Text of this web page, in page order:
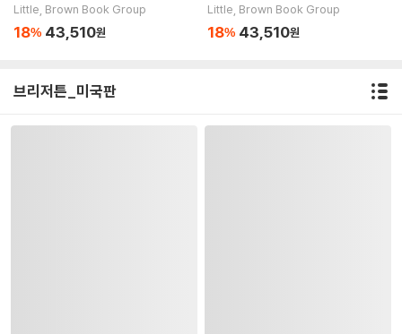
Little, Brown Book Group
18% 43,510원
Little, Brown Book Group
18% 43,510원
브리저튼_미국판